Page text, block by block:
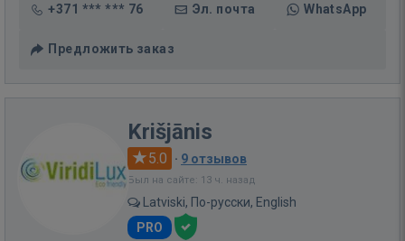
+371 *** *** 76 Эл. почта WhatsApp
Предложить заказ
Krišjānis
5.0 · 9 отзывов
Был на сайте: 13 ч. назад
Latviski, По-русски, English
PRO